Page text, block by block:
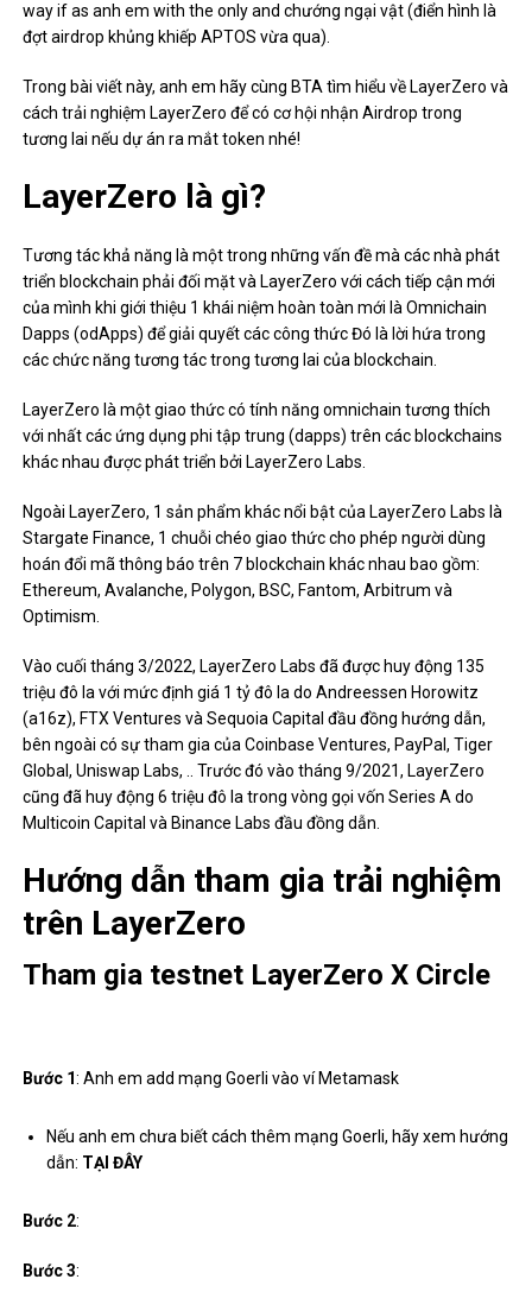
way if as anh em with the only and chướng ngại vật (điển hình là
đợt airdrop khủng khiếp APTOS vừa qua).
Trong bài viết này, anh em hãy cùng BTA tìm hiểu về LayerZero và
cách trải nghiệm LayerZero để có cơ hội nhận Airdrop trong
tương lai nếu dự án ra mắt token nhé!
LayerZero là gì?
Tương tác khả năng là một trong những vấn đề mà các nhà phát
triển blockchain phải đối mặt và LayerZero với cách tiếp cận mới
của mình khi giới thiệu 1 khái niệm hoàn toàn mới là Omnichain
Dapps (odApps) để giải quyết các công thức Đó là lời hứa trong
các chức năng tương tác trong tương lai của blockchain.
LayerZero là một giao thức có tính năng omnichain tương thích
với nhất các ứng dụng phi tập trung (dapps) trên các blockchains
khác nhau được phát triển bởi LayerZero Labs.
Ngoài LayerZero, 1 sản phẩm khác nổi bật của LayerZero Labs là
Stargate Finance, 1 chuỗi chéo giao thức cho phép người dùng
hoán đổi mã thông báo trên 7 blockchain khác nhau bao gồm:
Ethereum, Avalanche, Polygon, BSC, Fantom, Arbitrum và
Optimism.
Vào cuối tháng 3/2022, LayerZero Labs đã được huy động 135
triệu đô la với mức định giá 1 tỷ đô la do Andreessen Horowitz
(a16z), FTX Ventures và Sequoia Capital đầu đồng hướng dẫn,
bên ngoài có sự tham gia của Coinbase Ventures, PayPal, Tiger
Global, Uniswap Labs, .. Trước đó vào tháng 9/2021, LayerZero
cũng đã huy động 6 triệu đô la trong vòng gọi vốn Series A do
Multicoin Capital và Binance Labs đầu đồng dẫn.
Hướng dẫn tham gia trải nghiệm
trên LayerZero
Tham gia testnet LayerZero X Circle
Bước 1: Anh em add mạng Goerli vào ví Metamask
Nếu anh em chưa biết cách thêm mạng Goerli, hãy xem hướng
dẫn: TẠI ĐÂY
Bước 2:
Bước 3: